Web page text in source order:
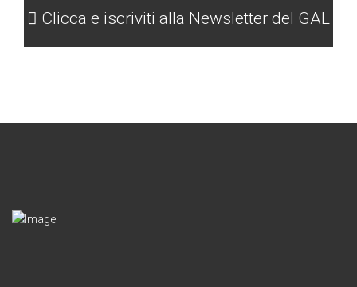
Clicca e iscriviti alla Newsletter del GAL